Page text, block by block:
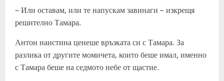
– Или оставам, или те напускам завинаги – изкрещя
решително Тамара.
Антон наистина ценеше връзката си с Тамара. За
разлика от другите момичета, които беше имал, именно
с Тамара беше на седмото небе от щастие.